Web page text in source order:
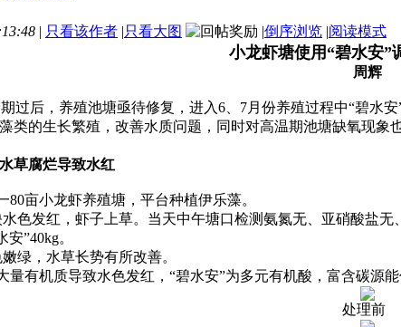
| 只看该作者 |只看大图 |倒序浏览 |阅读模式
小龙虾塘使用“碧水安”
周辉
后，养殖池塘亟待修复，进入6、7月份养殖过程中“碧水
类的生长繁殖，改善水质问题，同时对高温期池塘缺氧现象
草腐烂导致水红
亩小龙虾养殖塘，平台种植伊乐藻。
发红，虾子上草。当天中午塘口检测氨氮无、亚硝酸盐无
”40kg。
，水草长势有所改善。
有机质导致水色发红，“碧水安”为多元有机酸，富含碳源能
处理前